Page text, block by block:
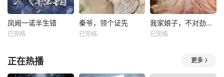
凤阙一诺半生错
已完结
秦爷，领个证先
已完结
我家娘子，不对劲第四季
已完结
正在热播 更多